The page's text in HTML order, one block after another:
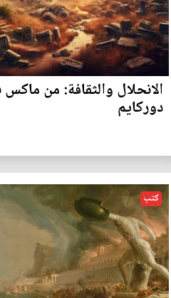
الانحلال والثقافة: من
دوركايم
كتب